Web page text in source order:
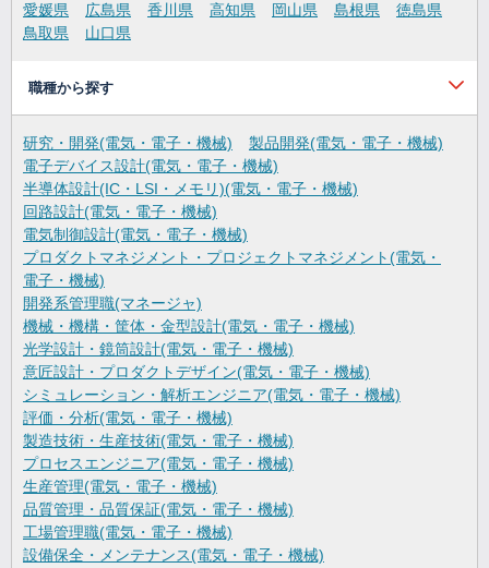
愛媛県 広島県 香川県 高知県 岡山県 島根県
徳島県
鳥取県
山口県
職種から探す
研究・開発(電気・電子・機械)
製品開発(電気・電子・機械)
電子デバイス設計(電気・電子・機械)
半導体設計(IC・LSI・メモリ)(電気・電子・機械)
回路設計(電気・電子・機械)
電気制御設計(電気・電子・機械)
プロダクトマネジメント・プロジェクトマネジメント(電気・
電子・機械)
開発系管理職(マネージャ)
機械・機構・筐体・金型設計(電気・電子・機械)
光学設計・鏡筒設計(電気・電子・機械)
意匠設計・プロダクトデザイン(電気・電子・機械)
シミュレーション・解析エンジニア(電気・電子・機械)
評価・分析(電気・電子・機械)
製造技術・生産技術(電気・電子・機械)
プロセスエンジニア(電気・電子・機械)
生産管理(電気・電子・機械)
品質管理・品質保証(電気・電子・機械)
工場管理職(電気・電子・機械)
設備保全・メンテナンス(電気・電子・機械)